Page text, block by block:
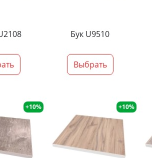
Бук U9510
Выбрать
+10% +10%